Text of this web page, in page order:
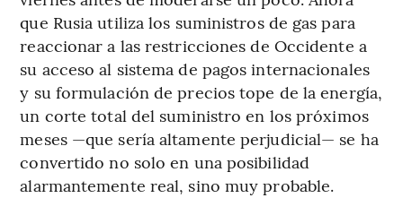
que Rusia utiliza los suministros de gas para
reaccionar a las restricciones de Occidente a
su acceso al sistema de pagos internacionales
y su formulación de precios tope de la energía,
un corte total del suministro en los próximos
meses —que sería altamente perjudicial— se ha
convertido no solo en una posibilidad
alarmantemente real, sino muy probable.